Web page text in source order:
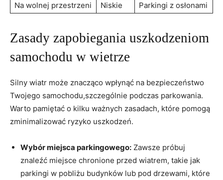
Na wolnej‌ przestrzeni
Niskie Parkingi z osłonami
Zasady ⁤zapobiegania uszkodzeniom
samochodu ‍w‍ wietrze
Silny wiatr może znacząco wpłynąć na bezpieczeństwo
Twojego samochodu,szczególnie podczas parkowania.​
Warto​ pamiętać o kilku ważnych zasadach, które pomogą
zminimalizować‌ ryzyko uszkodzeń.
Wybór miejsca‍ parkingowego: Zawsze próbuj
znaleźć miejsce⁤ chronione ‍przed wiatrem, takie‍ jak
parkingi w pobliżu budynków lub⁣ pod‌ drzewami, które